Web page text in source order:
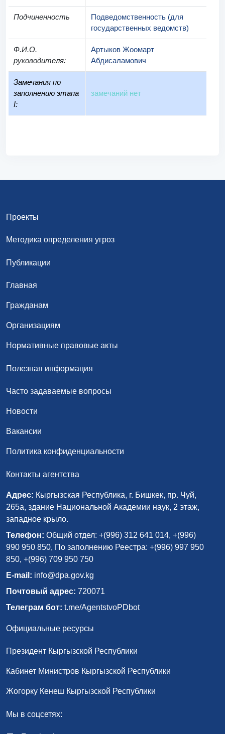
Подчиненность
Подведомственность (для
государственных ведомств)
Ф.И.О.
руководителя:
Артыков Жоомарт
Абдисаламович
Замечания по
заполнению этапа
I:
замечаний нет
Проекты
Методика определения угроз
Публикации
Главная
Гражданам
Организациям
Нормативные правовые акты
Полезная информация
Часто задаваемые вопросы
Новости
Вакансии
Политика конфиденциальности
Контакты агентства
Адрес: Кыргызская Республика, г. Бишкек, пр. Чуй,
265а, здание Национальной Академии наук, 2 этаж,
западное крыло.
Телефон: Общий отдел: +(996) 312 641 014, +(996)
990 950 850, По заполнению Реестра: +(996) 997 950
850, +(996) 709 950 750
E-mail: info@dpa.gov.kg
Почтовый адрес: 720071
Телеграм бот: t.me/AgentstvoPDbot
Официальные ресурсы
Президент Кыргызской Республики
Кабинет Министров Кыргызской Республики
Жогорку Кенеш Кыргызской Республики
Мы в соцсетях: